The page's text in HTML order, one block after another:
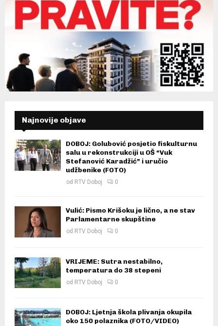
Najnovije objave
DOBOJ: Golubović posjetio fiskulturnu
salu u rekonstrukciji u OŠ “Vuk
Stefanović Karadžić” i uručio
udžbenike (FOTO)
od RTV Doboj 0
Vulić: Pismo Krišoku je lično, a ne stav
Parlamentarne skupštine
od RTV Doboj 0
VRIJEME: Sutra nestabilno,
temperatura do 38 stepeni
od RTV Doboj 0
DOBOJ: Ljetnja škola plivanja okupila
oko 150 polaznika (FOTO/VIDEO)